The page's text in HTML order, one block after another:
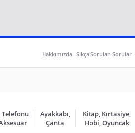
Hakkımızda Sıkça Sorulan Sorular
Telefonu
Ayakkabı,
Çanta
Kitap, Kırtasiye,
Hobi, Oyuncak